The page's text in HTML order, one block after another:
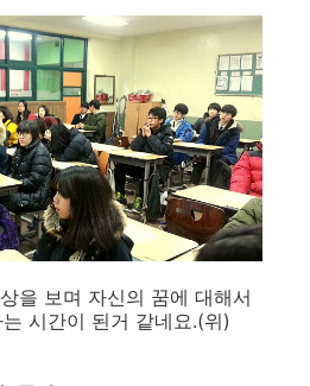
을 보며 자신의 꿈에 대해서
시간이 된거 같네요.(위)